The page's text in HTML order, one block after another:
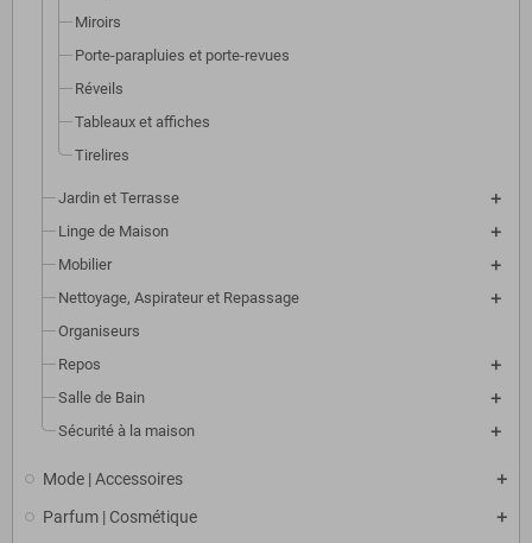
Miroirs
Porte-parapluies et porte-revues
Réveils
Tableaux et affiches
Tirelires
Jardin et Terrasse
Linge de Maison
Mobilier
Nettoyage, Aspirateur et Repassage
Organiseurs
Repos
Salle de Bain
Sécurité à la maison
Mode | Accessoires
Parfum | Cosmétique